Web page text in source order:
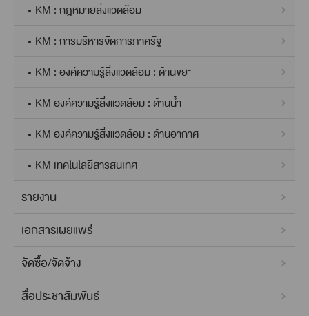
KM : กฎหมายสิ่งแวดล้อม
KM : การบริหารจัดการภาครัฐ
KM : องค์ความรู้สิ่งแวดล้อม : ด้านขยะ
KM องค์ความรู้สิ่งแวดล้อม : ด้านน้ำ
KM องค์ความรู้สิ่งแวดล้อม : ด้านอากาศ
KM เทคโนโลยีสารสนเทศ
รายงาน
เอกสารเผยแพร่
จัดซื้อ/จัดจ้าง
สื่อประชาสัมพันธ์